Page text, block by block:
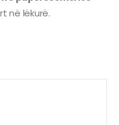
në lëkurë.